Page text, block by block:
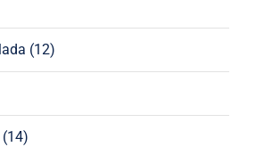
(12)
(14)